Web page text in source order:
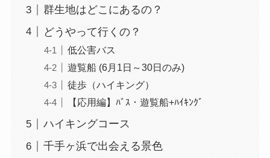
群生地はどこにあるの？
どうやって行くの？
低公害バス
遊覧船 (6月1日～30日のみ)
徒歩（ハイキング）
【応用編】ﾊﾞｽ・遊覧船+ﾊｲｷﾝｸﾞ
ハイキングコース
千手ヶ浜で出会える景色